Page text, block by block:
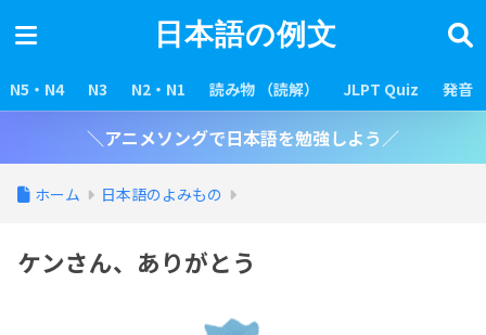
日本語の例文
N5・N4 N3 N2・N1 読み物 （読解） JLPT Quiz 発音
＼アニメソングで日本語を勉強しよう／
ホーム 日本語のよみもの
ケンさん、ありがとう